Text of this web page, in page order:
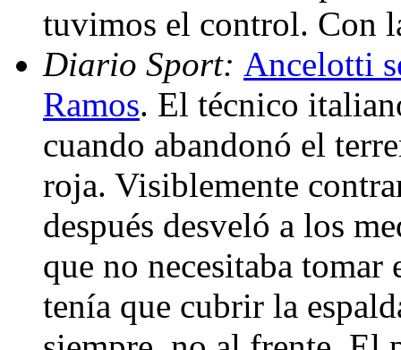
tuvimos el control. Con
Diario Sport: Ancelotti
Ramos. El técnico
cuando abandonó el
roja. Visiblemente
después desveló a los
que no necesitaba
tenía que cubrir la